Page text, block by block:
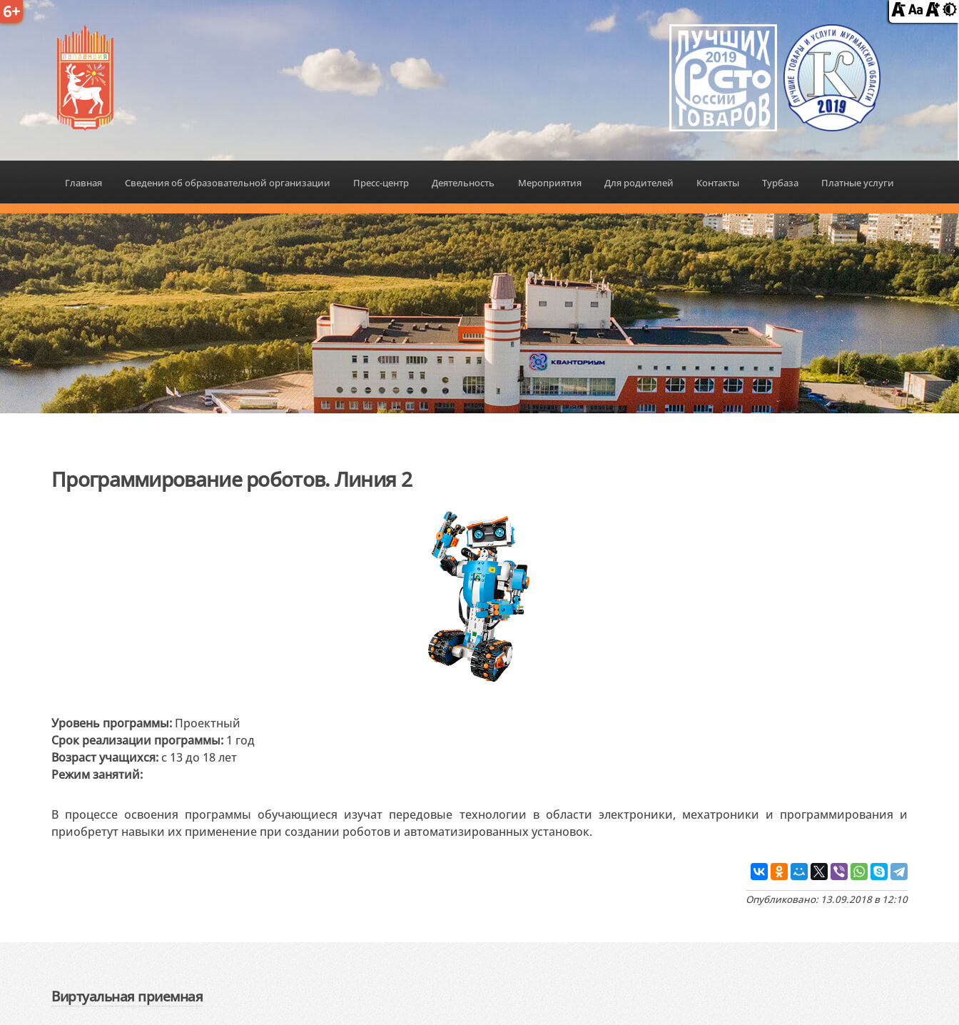
6+
ЦЕНТР ДОПОЛНИТ!*^%&^"
ОБРАЗОВАНИЯ БУ$?!&]\
Главная Сведения об образовательной организации Пресс-центр Деятельность Мероприятия Для родителей Контакты Турбаза Платные услуги
Программирование роботов. Линия 2
Уровень программы: Проектный
Срок реализации программы: 1 год
Возраст учащихся: с 13 до 18 лет
Режим занятий:
В процессе освоения программы обучающиеся изучат передовые технологии в области электроники, мехатроники и программирования и
приобретут навыки их применение при создании роботов и автоматизированных установок.
Опубликовано: 13.09.2018 в 12:10
Виртуальная приемная